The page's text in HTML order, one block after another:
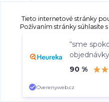
Tieto internetové stránky
Požívaním stránky súhlasíte
Nastavenia
“sme
90 %
Overenyweb.cz